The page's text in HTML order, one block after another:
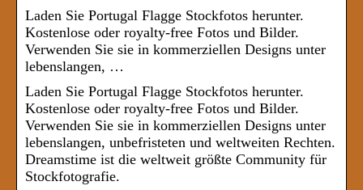
Laden Sie Portugal Flagge Stockfotos herunter.
Kostenlose oder royalty-free Fotos und Bilder.
Verwenden Sie sie in kommerziellen Designs unter
lebenslangen, …
Laden Sie Portugal Flagge Stockfotos herunter.
Kostenlose oder royalty-free Fotos und Bilder.
Verwenden Sie sie in kommerziellen Designs unter
lebenslangen, unbefristeten und weltweiten Rechten.
Dreamstime ist die weltweit größte Community für
Stockfotografie.